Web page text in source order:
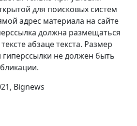
для поисковых систем
адрес материала на сайте
должна размещаться
абзаце текста. Размер
не должен быть
Bignews